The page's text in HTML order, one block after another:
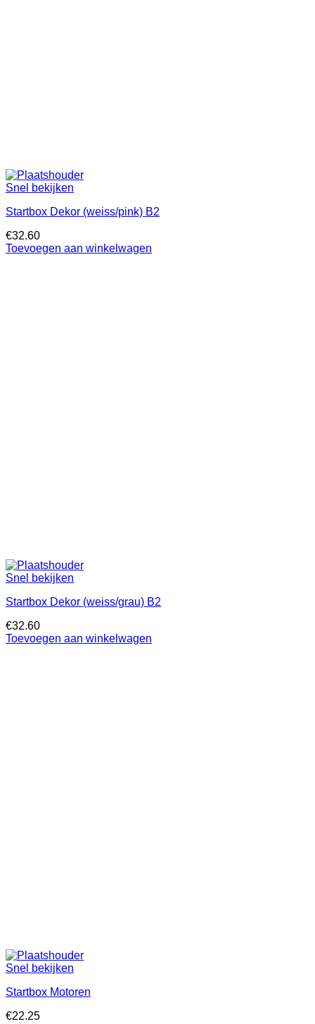
Snel bekijken
Startbox Dekor (weiss/pink) B2
€32.60
Toevoegen aan winkelwagen
Snel bekijken
Startbox Dekor (weiss/grau) B2
€32.60
Toevoegen aan winkelwagen
Snel bekijken
Startbox Motoren
€22.25